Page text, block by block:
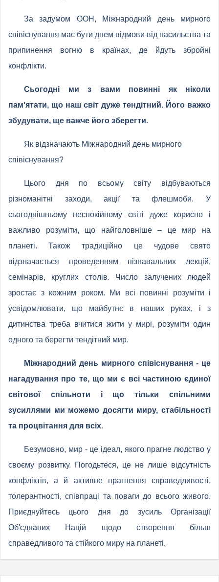
За задумом ООН, Міжнародний день мирного
співіснування має бути днем відмови від насильства та
припинення вогню в країнах, де йдуть збройні
конфлікти.
Сьогодні ми з вами повинні як ніколи
пам'ятати, що наш світ дуже тендітний. Його важко
збудувати, ще важче його зберегти.
Як відзначають Міжнародний день мирного
співіснування?
Цього дня по всьому світу відбуваються
різноманітні заходи, акції та флешмоби. У
сьогоднішньому неспокійному світі дуже корисно і
важливо розуміти, що найголовніше – це мир на
планеті. Також традиційно це чудове свято
відзначається проведенням пізнавальних лекцій,
семінарів, круглих столів. Число залучених людей
зростає з кожним роком. Ми всі повинні розуміти і
усвідомлювати, що майбутнє в наших руках, і з
дитинства треба вчитися жити у мирі, розуміти один
одного та берегти тендітний мир.
Міжнародний день мирного співіснування - це
нагадування про те, що ми є всі частиною єдиної
світової спільноти і що тільки спільними
зусиллями ми можемо досягти миру, стабільності
та процвітання для всіх.
Безумовно, мир - це ідеал, якого прагне людство у
своєму розвитку. Погодьтеся, це не лише відсутність
конфліктів, а й активне прагнення справедливості,
толерантності, співпраці та поваги до всього живого.
Приєднуйтесь цього дня до зусиль Організації
Об'єднаних Націй щодо створення більш
справедливого та стійкого миру на планеті.